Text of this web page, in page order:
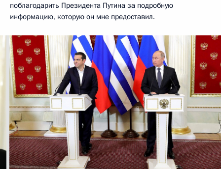
поблагодарить Президента Путина за подробную
информацию, которую он мне предоставил.